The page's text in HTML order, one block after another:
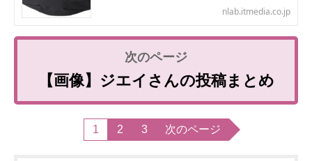
nlab.itmedia.co.jp
【画像】ジエイさんの投稿まとめ
1 2 3 次のページ